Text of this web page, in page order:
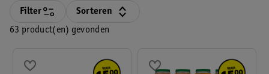
63 product(en) gevonden
Filter Sorteren